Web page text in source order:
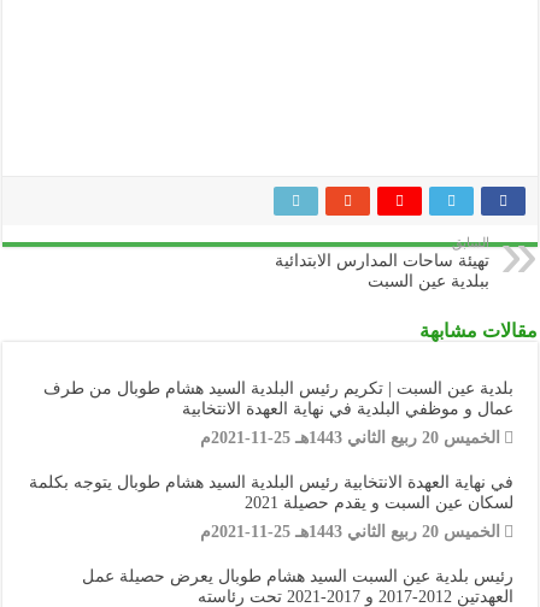
السابق
تهيئة ساحات المدارس الابتدائية
ببلدية عين السبت
مقالات مشابهة
بلدية عين السبت | تكريم رئيس البلدية السيد هشام طوبال من طرف
عمال و موظفي البلدية في نهاية العهدة الانتخابية
الخميس 20 ربيع الثاني 1443هـ 25-11-2021م
في نهاية العهدة الانتخابية رئيس البلدية السيد هشام طوبال يتوجه بكلمة
لسكان عين السبت و يقدم حصيلة 2021
الخميس 20 ربيع الثاني 1443هـ 25-11-2021م
رئيس بلدية عين السبت السيد هشام طوبال يعرض حصيلة عمل
العهدتين 2012-2017 و 2017-2021 تحت رئاسته